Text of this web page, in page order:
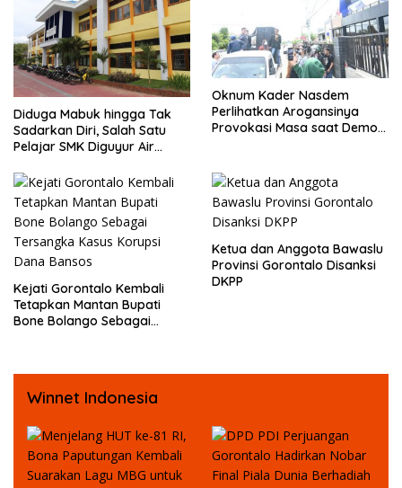
Diduga Mabuk hingga Tak
Sadarkan Diri, Salah Satu
Pelajar SMK Diguyur Air
Fisik oleh Beberapa
Temannya
Oknum Kader Nasdem
Perlihatkan Arogansinya
Provokasi Masa saat Demo
Kejati Gorontalo Kembali
Tetapkan Mantan Bupati
Bone Bolango Sebagai
Ketua dan Anggota Bawaslu
Provinsi Gorontalo Disanksi
DKPP
Winnet Indonesia